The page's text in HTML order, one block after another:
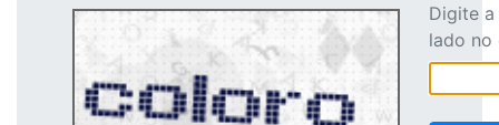
Digite
lado no